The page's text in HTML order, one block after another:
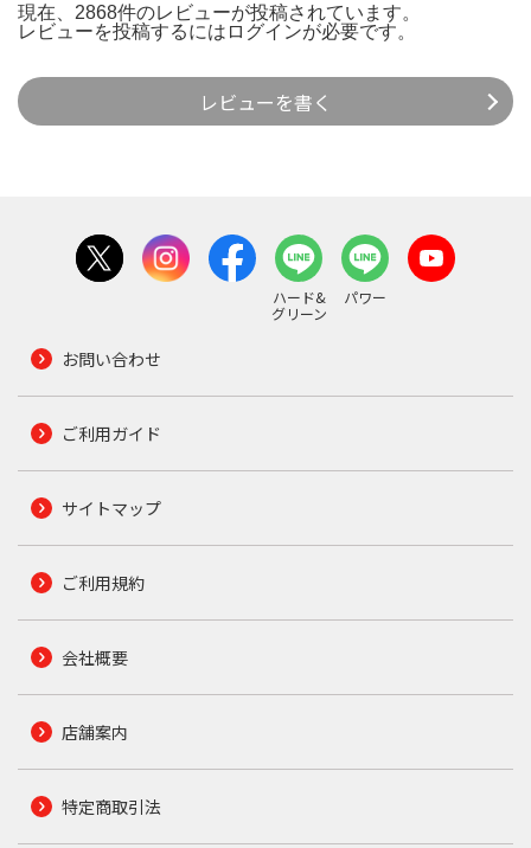
現在、2868件のレビューが投稿されています。
レビューを投稿するには ログインが必要です。
レビューを書く
ハード&
グリーン
パワー
お問い合わせ
ご利用ガイド
サイトマップ
ご利用規約
会社概要
店舗案内
特定商取引法